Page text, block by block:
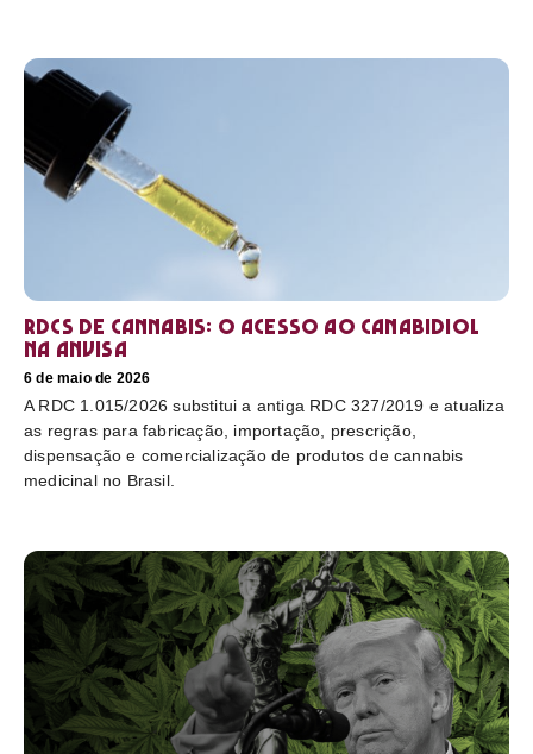
RDCs de cannabis: o acesso ao canabidiol
na Anvisa
6 de maio de 2026
A RDC 1.015/2026 substitui a antiga RDC 327/2019 e atualiza
as regras para fabricação, importação, prescrição,
dispensação e comercialização de produtos de cannabis
medicinal no Brasil.